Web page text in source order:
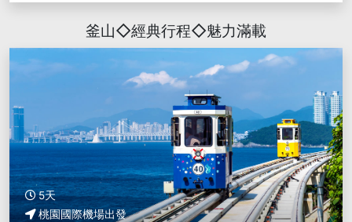
釜山◇經典行程◇魅力滿載
5天
桃園國際機場出發